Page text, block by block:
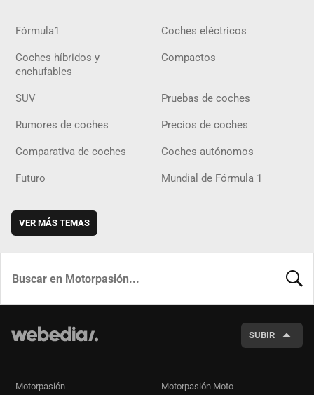
Fórmula1 Coches eléctricos
Coches híbridos y
enchufables
Compactos
SUV Pruebas de coches
Rumores de coches Precios de coches
Comparativa de coches Coches autónomos
Futuro Mundial de Fórmula 1
VER MÁS TEMAS
SUBIR
Motorpasión Motorpasión Moto